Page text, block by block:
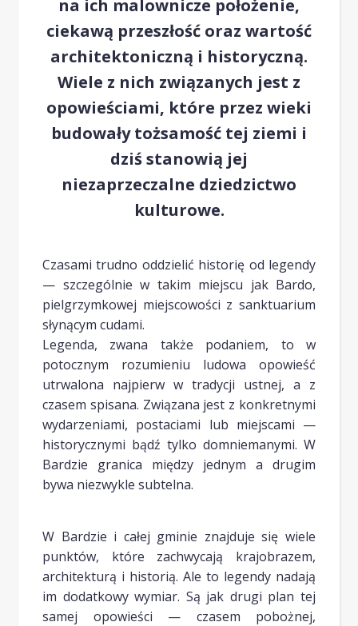
na ich malownicze położenie,
ciekawą przeszłość oraz wartość
architektoniczną i historyczną.
Wiele z nich związanych jest z
opowieściami, które przez wieki
budowały tożsamość tej ziemi i
dziś stanowią jej
niezaprzeczalne dziedzictwo
kulturowe.
Czasami trudno oddzielić historię od legendy
— szczególnie w takim miejscu jak Bardo,
pielgrzymkowej miejscowości z sanktuarium
słynącym cudami.
Legenda, zwana także podaniem, to w
potocznym rozumieniu ludowa opowieść
utrwalona najpierw w tradycji ustnej, a z
czasem spisana. Związana jest z konkretnymi
wydarzeniami, postaciami lub miejscami —
historycznymi bądź tylko domniemanymi. W
Bardzie granica między jednym a drugim
bywa niezwykle subtelna.
W Bardzie i całej gminie znajduje się wiele
punktów, które zachwycają krajobrazem,
architekturą i historią. Ale to legendy nadają
im dodatkowy wymiar. Są jak drugi plan tej
samej opowieści — czasem pobożnej,